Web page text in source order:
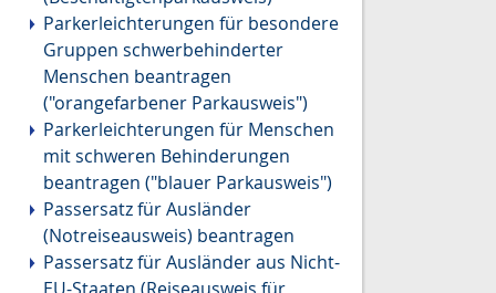
Parkerleichterungen für besondere
Gruppen schwerbehinderter
Menschen beantragen
("orangefarbener Parkausweis")
Parkerleichterungen für Menschen
mit schweren Behinderungen
beantragen ("blauer Parkausweis")
Passersatz für Ausländer
(Notreiseausweis) beantragen
Passersatz für Ausländer aus Nicht-